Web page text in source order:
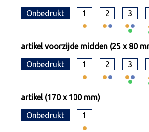
Onbedrukt 1 2 3
artikel voorzijde midden (25 x 80
Onbedrukt 1 2 3
artikel (170 x 100 mm)
Onbedrukt 1